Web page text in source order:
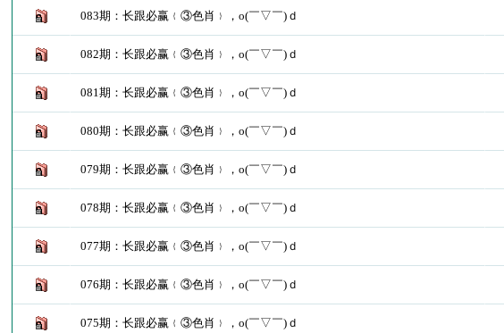
083期：长跟必赢﹛③色肖﹜，o(￣▽￣)ｄ
082期：长跟必赢﹛③色肖﹜，o(￣▽￣)ｄ
081期：长跟必赢﹛③色肖﹜，o(￣▽￣)ｄ
080期：长跟必赢﹛③色肖﹜，o(￣▽￣)ｄ
079期：长跟必赢﹛③色肖﹜，o(￣▽￣)ｄ
078期：长跟必赢﹛③色肖﹜，o(￣▽￣)ｄ
077期：长跟必赢﹛③色肖﹜，o(￣▽￣)ｄ
076期：长跟必赢﹛③色肖﹜，o(￣▽￣)ｄ
075期：长跟必赢﹛③色肖﹜，o(￣▽￣)ｄ